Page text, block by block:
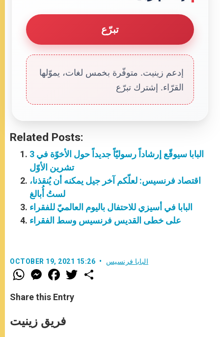
تبرّع
إدعم زينيت. متوفّرة بخمس لغات، يموّلها
القرّاء. إشترك تبرّع
Related Posts:
البابا سيوقّع إرشاداً رسوليّاً جديداً حول الأخوّة في 3
تشرين الأوّل
اقتصاد فرنسيس: لعلّكم آخر جيل يمكنه أن يُنقذنا،
لستُ أُبالغ
البابا في أسيزي للاحتفال باليوم العالميّ للفقراء
على خطى القديس فرنسيس وسط الفقراء
OCTOBER 19, 2021 15:26 البابا فرنسيس
W
h
t
s
p
p
M
e
s
e
g
e
F
a
e
b
o
k
T
w
Share this Entry
فريق زينيت